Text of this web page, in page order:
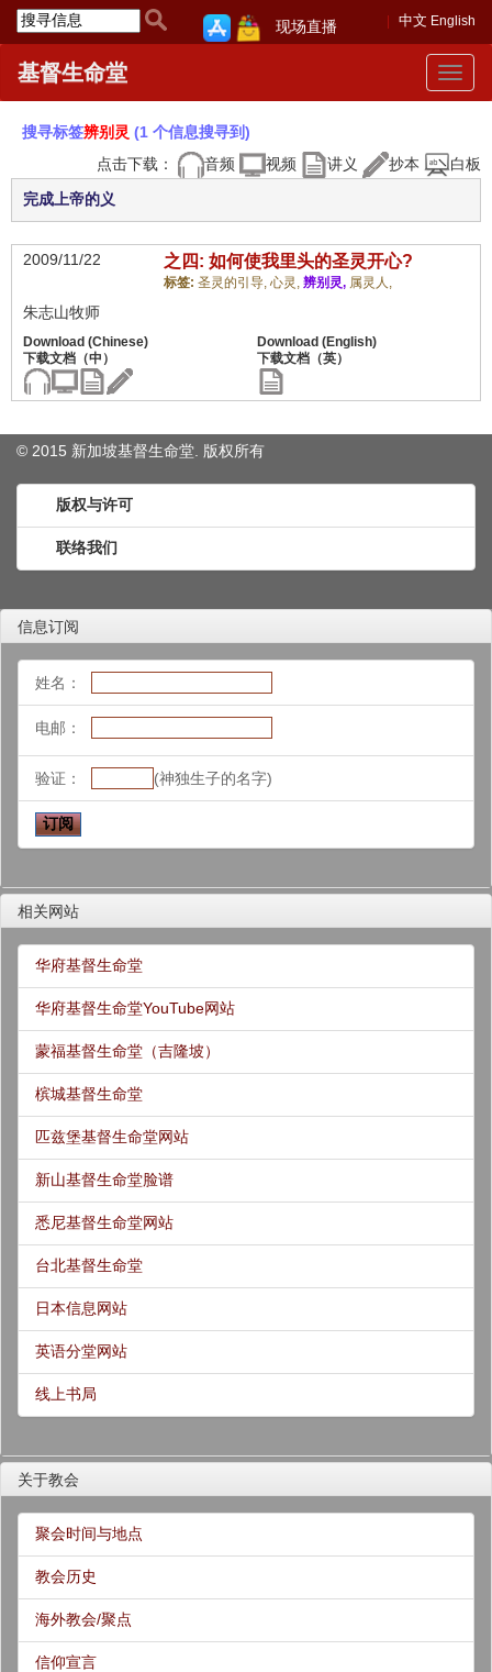
中文 English
现场直播
Toggle
基督生命堂
搜寻标签辨别灵 (1 个信息搜寻到)
点击下载：
音频 视频 讲义 抄本 白板
完成上帝的义
2009/11/22 之四: 如何使我里头的圣灵开心?
标签: 圣灵的引导, 心灵, 辨别灵, 属灵人,
朱志山牧师
© 2015 新加坡基督生命堂. 版权所有
版权与许可
联络我们
信息订阅
姓名：
电邮：
验证： (神独生子的名字)
相关网站
华府基督生命堂
华府基督生命堂YouTube网站
蒙福基督生命堂（吉隆坡）
槟城基督生命堂
匹兹堡基督生命堂网站
新山基督生命堂脸谱
悉尼基督生命堂网站
台北基督生命堂
日本信息网站
英语分堂网站
线上书局
关于教会
聚会时间与地点
教会历史
海外教会/聚点
信仰宣言